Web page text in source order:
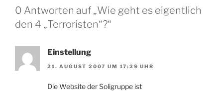
0 Antworten auf „Wie geht es eigentlich
den 4 „Terroristen“?“
Einstellung
21. AUGUST 2007 UM 17:29 UHR
Die Website der Soligruppe ist